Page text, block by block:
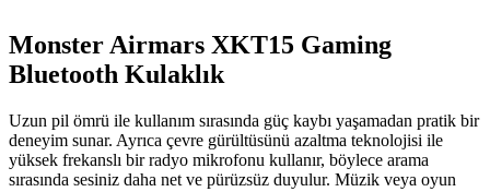
Monster Airmars XKT15 Gaming
Bluetooth Kulaklık
Uzun pil ömrü ile kullanım sırasında güç kaybı yaşamadan pratik bir
deneyim sunar. Ayrıca çevre gürültüsünü azaltma teknolojisi ile
yüksek frekanslı bir radyo mikrofonu kullanır, böylece arama
sırasında sesiniz daha net ve pürüzsüz duyulur. Müzik veya oyun